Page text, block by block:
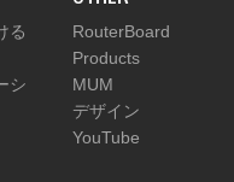
る
シ
RouterBoard
Products
MUM
デザイン
YouTube